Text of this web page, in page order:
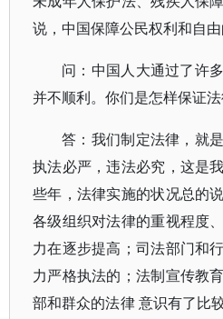
说，中国保障公民权利和自由
问：中国人大通过了许
并不顺利。你们是怎样保证
答：我们制定法律，就
执法必严，违法必究，这是
些年，法律实施的状况总的
各级组织对法律的重视程度
力在逐步提高；司法部门和
力严格执法的；法制宣传教
部和群众的法律 意识有了比